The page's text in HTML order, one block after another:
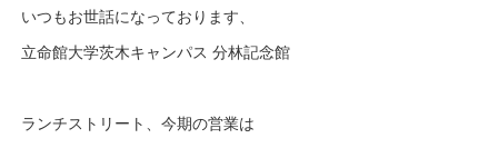
いつもお世話になっております、
立命館大学茨木キャンパス 分林記念館
ランチストリート、今期の営業は